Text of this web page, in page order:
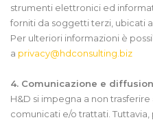
strumenti elettronici ed
forniti da soggetti terzi, ubicati
Per ulteriori informazioni è
a privacy@hdconsulting.biz
4. Comunicazione e
H&D si impegna a non
comunicati e/o trattati.